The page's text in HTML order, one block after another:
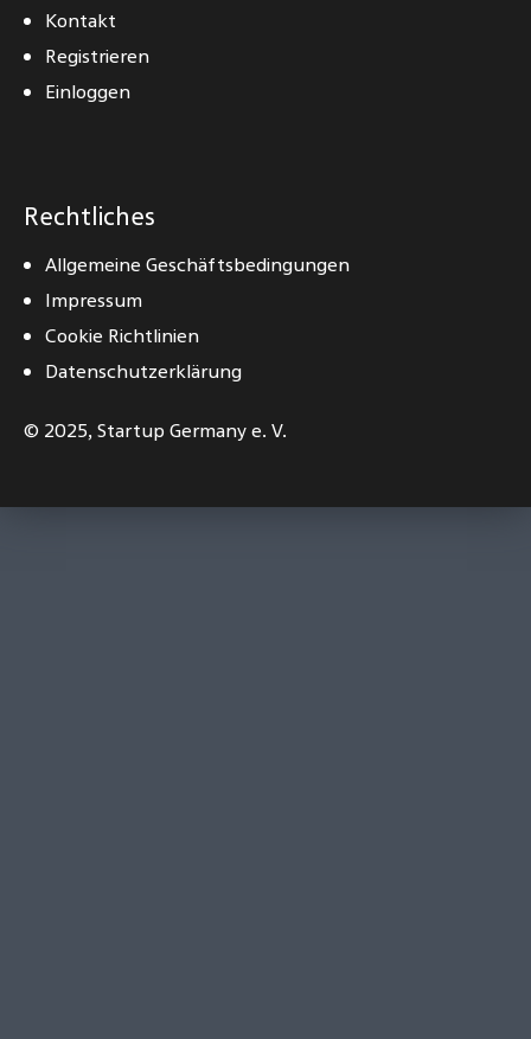
Kontakt
Registrieren
Einloggen
Rechtliches
Allgemeine Geschäftsbedingungen
Impressum
Cookie Richtlinien
Datenschutzerklärung
© 2025,Startup Germany e. V.